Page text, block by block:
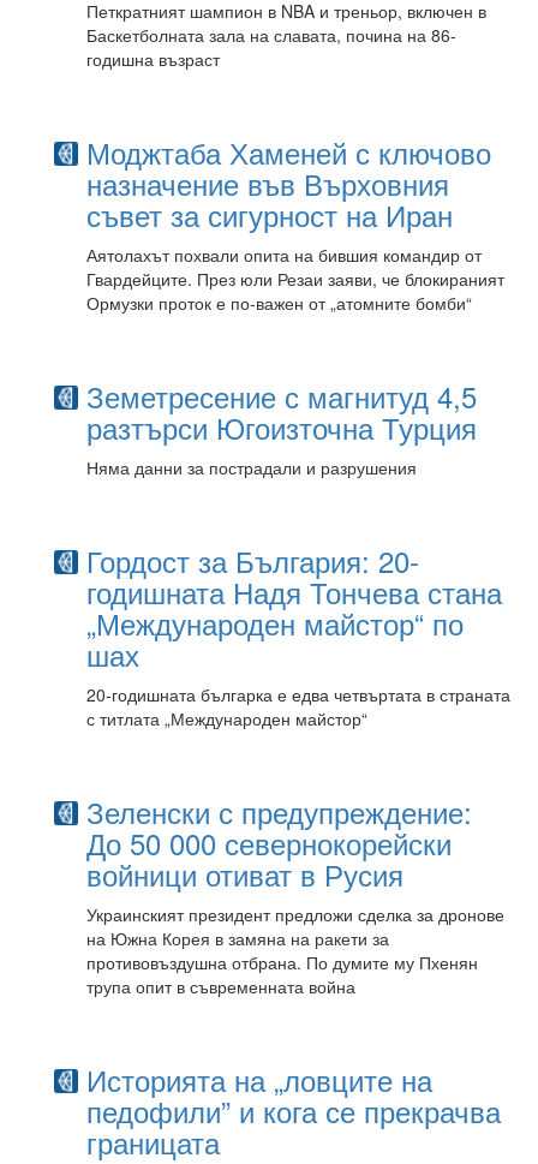
Петкратният шампион в NBA и треньор, включен в
Баскетболната зала на славата, почина на 86-
годишна възраст
Моджтаба Хаменей с ключово
назначение във Върховния
съвет за сигурност на Иран
Аятолахът похвали опита на бившия командир от
Гвардейците. През юли Резаи заяви, че блокираният
Ормузки проток е по-важен от „атомните бомби“
Земетресение с магнитуд 4,5
разтърси Югоизточна Турция
Няма данни за пострадали и разрушения
Гордост за България: 20-
годишната Надя Тончева стана
„Международен майстор“ по
шах
20-годишната българка е едва четвъртата в страната
с титлата „Международен майстор“
Зеленски с предупреждение:
До 50 000 севернокорейски
войници отиват в Русия
Украинският президент предложи сделка за дронове
на Южна Корея в замяна на ракети за
противовъздушна отбрана. По думите му Пхенян
трупа опит в съвременната война
Историята на „ловците на
педофили” и кога се прекрачва
границата